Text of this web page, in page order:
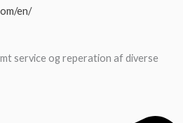
en/
service og reperation af diverse